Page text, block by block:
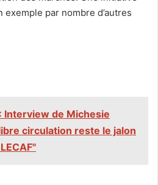
exemple par nombre d’autres
Interview de Michesie
circulation reste le jalon